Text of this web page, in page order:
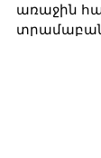
առաջին